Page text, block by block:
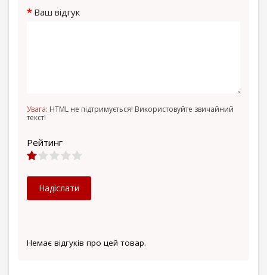
Немає відгуків про цей товар.
Ваш відгук
Увага: HTML не підтримується! Використовуйте звичайний
текст!
Рейтинг
Надіслати